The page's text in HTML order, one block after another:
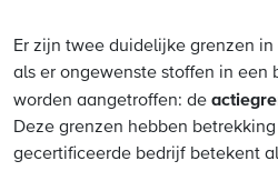
Er zijn twee duidelijke grenzen
als er ongewenste stoffen in een
worden aangetroffen: de
Deze grenzen hebben
gecertificeerde bedrijf betekent